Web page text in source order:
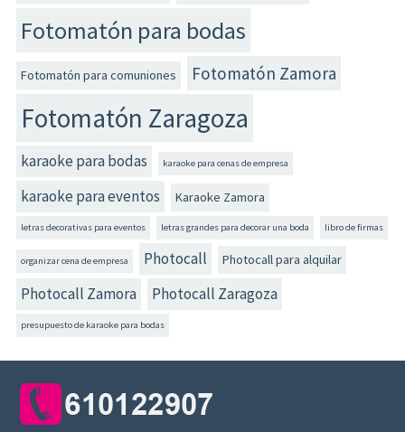
Fotomatón para bodas
Fotomatón para comuniones Fotomatón Zamora
Fotomatón Zaragoza
karaoke para bodas karaoke para cenas de empresa
karaoke para eventos Karaoke Zamora
letras decorativas para eventos letras grandes para decorar una boda libro de firmas
organizar cena de empresa Photocall Photocall para alquilar
Photocall Zamora Photocall Zaragoza
presupuesto de karaoke para bodas